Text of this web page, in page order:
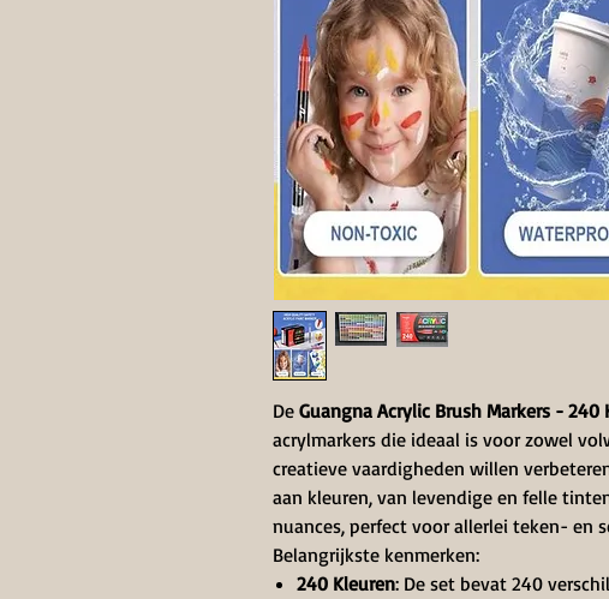
De Guangna Acrylic Brush Markers - 240
acrylmarkers die ideaal is voor zowel
creatieve vaardigheden willen
aan kleuren, van levendige en felle
nuances, perfect voor allerlei teken- en
Belangrijkste kenmerken:
240 Kleuren: De set bevat 240